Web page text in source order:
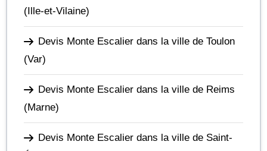
(Ille-et-Vilaine)
Devis Monte Escalier dans la ville de Toulon
(Var)
Devis Monte Escalier dans la ville de Reims
(Marne)
Devis Monte Escalier dans la ville de Saint-